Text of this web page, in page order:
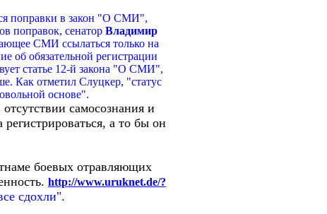
поправки в закон "О СМИ",
поправок, сенатор Владимир
СМИ ссылаться только на
об обязательной регистрации
статье 12-й закона "О СМИ",
Как отметил Слуцкер, "статус
основе".
самосознания и
а то бы он
боевых отравляющих
http://www.uruknet.de/?
сдохли".